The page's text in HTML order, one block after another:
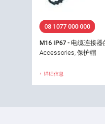
08 1077 000 000
M16 IP67 - 电缆连接
Accessories, 保护帽
详细信息